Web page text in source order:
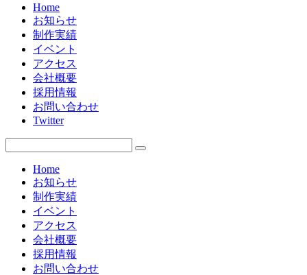
Home
お知らせ
制作実績
イベント
アクセス
会社概要
採用情報
お問い合わせ
Twitter
Home
お知らせ
制作実績
イベント
アクセス
会社概要
採用情報
お問い合わせ
2009年